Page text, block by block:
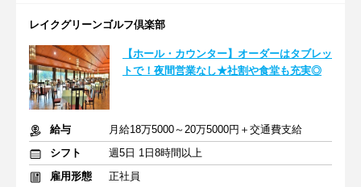
レイクグリーンゴルフ倶楽部
【ホール・カウンター】オーダーはタブレッ
トで！夜間営業なし★社割や食堂も充実◎
給与
月給18万5000～20万5000円＋交通費支給
シフト
週5日 1日8時間以上
雇用形態
正社員